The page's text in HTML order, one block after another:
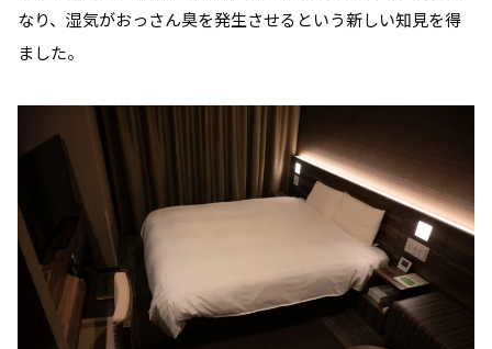
なり、湿気がおっさん臭を発生させるという新しい知見を得
ました。